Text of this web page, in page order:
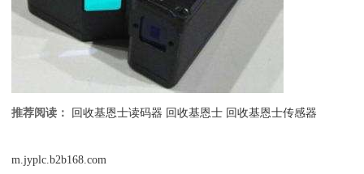
推荐阅读： 回收基恩士读码器 回收基恩士 回收基恩士传感器
m.jyplc.b2b168.com